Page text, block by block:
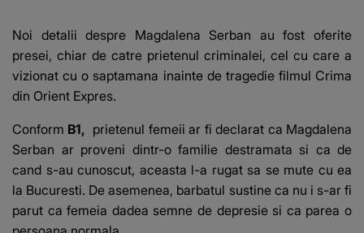
o boală gravă
Noi detalii despre Magdalena Serban au fost oferite
presei, chiar de catre prietenul criminalei, cel cu care a
vizionat cu o saptamana inainte de tragedie filmul Crima
din Orient Expres.
Conform B1, prietenul femeii ar fi declarat ca Magdalena
Serban ar proveni dintr-o familie destramata si ca de
cand s-au cunoscut, aceasta l-a rugat sa se mute cu ea
la Bucuresti. De asemenea, barbatul sustine ca nu i s-ar fi
parut ca femeia dadea semne de depresie si ca parea o